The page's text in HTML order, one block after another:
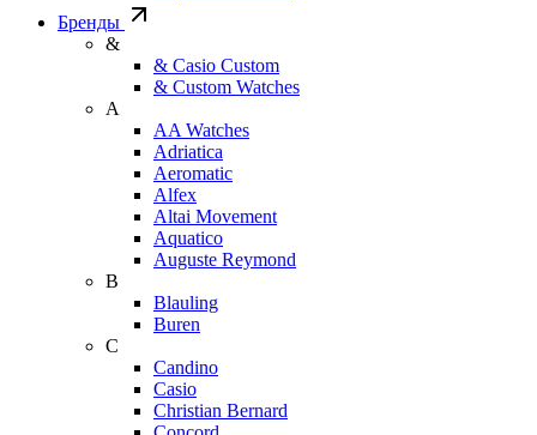
Бренды
&
& Casio Custom
& Custom Watches
A
AA Watches
Adriatica
Aeromatic
Alfex
Altai Movement
Aquatico
Auguste Reymond
B
Blauling
Buren
C
Candino
Casio
Christian Bernard